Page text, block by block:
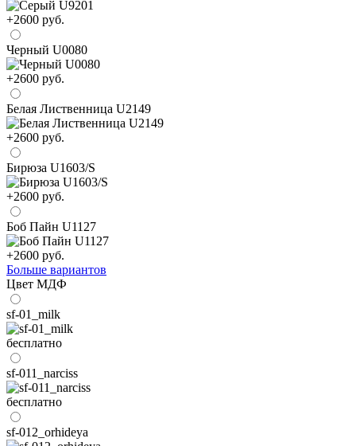
+2600 руб.
Черный U0080
+2600 руб.
Белая Лиственница U2149
+2600 руб.
Бирюза U1603/S
+2600 руб.
Боб Пайн U1127
+2600 руб.
Больше вариантов
Цвет МДФ
sf-01_milk
бесплатно
sf-011_narciss
бесплатно
sf-012_orhideya